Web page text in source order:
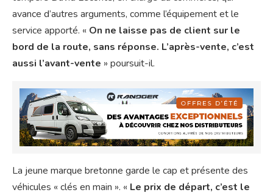
avance d’autres arguments, comme l’équipement et le
service apporté. « On ne laisse pas de client sur le
bord de la route, sans réponse. L’après-vente, c’est
aussi l’avant-vente » poursuit-il.
La jeune marque bretonne garde le cap et présente des
véhicules « clés en main ». « Le prix de départ, c’est le